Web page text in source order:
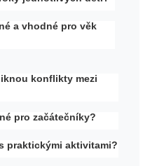
a vhodné pro věk
konflikty mezi
pro začátečníky?
praktickými aktivitami?